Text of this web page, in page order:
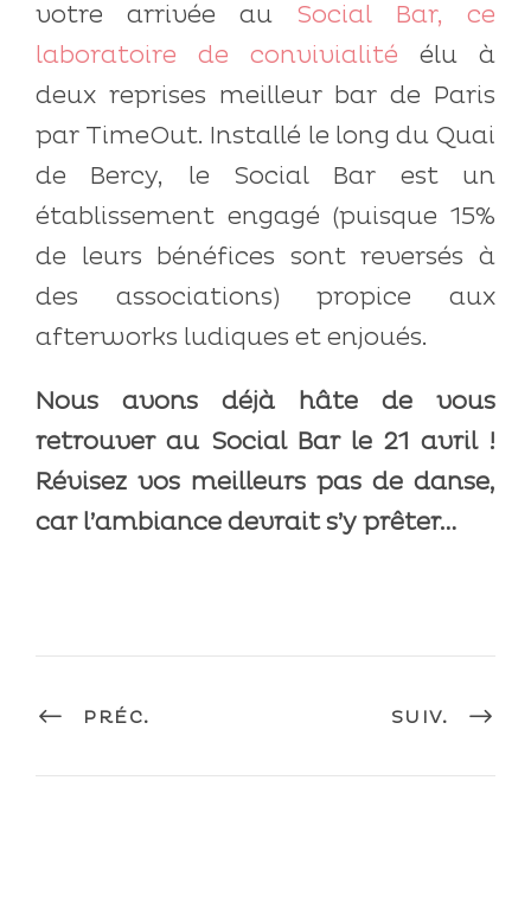
votre arrivée au Social Bar, ce
laboratoire de convivialité élu à
deux reprises meilleur bar de Paris
par TimeOut. Installé le long du Quai
de Bercy, le Social Bar est un
établissement engagé (puisque 15%
de leurs bénéfices sont reversés à
des associations) propice aux
afterworks ludiques et enjoués.
Nous avons déjà hâte de vous
retrouver au Social Bar le 21 avril !
Révisez vos meilleurs pas de danse,
car l’ambiance devrait s’y prêter…
PRÉC. SUIV.